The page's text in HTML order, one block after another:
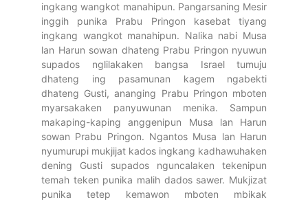
ingkang wangkot manahipun. Pangarsaning Mesir
inggih punika Prabu Pringon kasebat tiyang
ingkang wangkot manahipun. Nalika nabi Musa
lan Harun sowan dhateng Prabu Pringon nyuwun
supados nglilakaken bangsa Israel tumuju
dhateng ing pasamunan kagem ngabekti
dhateng Gusti, ananging Prabu Pringon mboten
myarsakaken panyuwunan menika. Sampun
makaping-kaping anggenipun Musa lan Harun
sowan Prabu Pringon. Ngantos Musa lan Harun
nyumurupi mukjijat kados ingkang kadhawuhaken
dening Gusti supados nguncalaken tekenipun
temah teken punika malih dados sawer. Mukjizat
punika tetep kemawon mboten mbikak